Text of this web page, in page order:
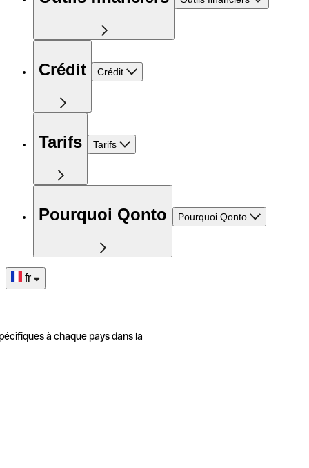
Crédit Crédit
Tarifs Tarifs
Pourquoi Qonto Pourquoi Qonto
fr
à chaque pays dans la